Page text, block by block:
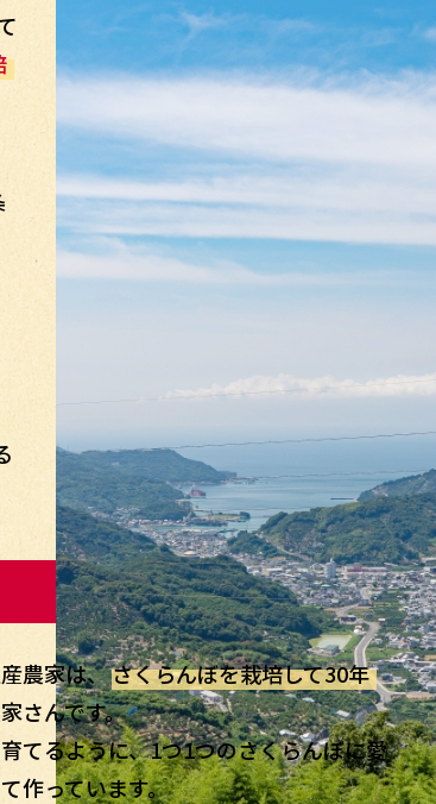
農家は、さくらんぼを栽培して30年
さんです。
てるように、1つ1つのさくらんぼに愛
作っています。